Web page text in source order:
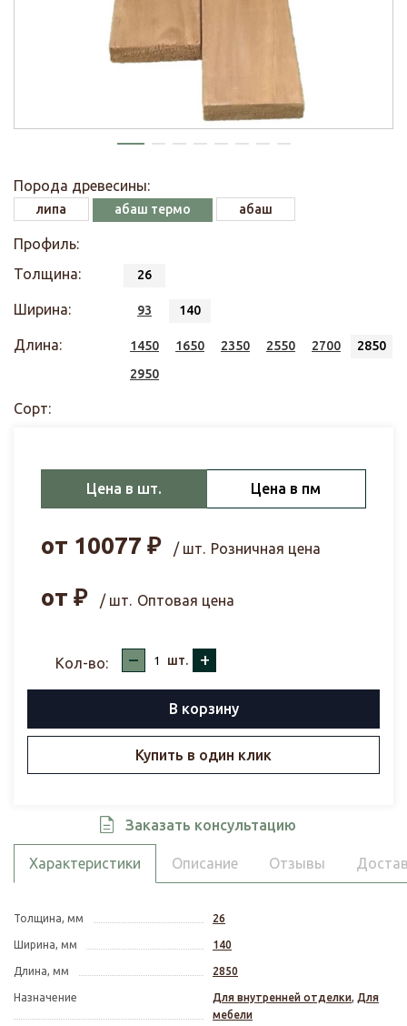
Порода древесины:
липа абаш термо абаш
Профиль:
Толщина:
26
Ширина: 93 140
Длина: 1450 1650 2350 2550 2700
2850
2950
Сорт:
Цена в шт. Цена в пм
от 10077 ₽ / шт. Розничная цена
от ₽ / шт. Оптовая цена
Кол-во: – шт. +
В корзину
Купить в один клик
Заказать консультацию
Характеристики Описание Отзывы
Толщина, мм 26
Ширина, мм 140
Длина, мм 2850
Назначение Для внутренней отделки, Для
мебели